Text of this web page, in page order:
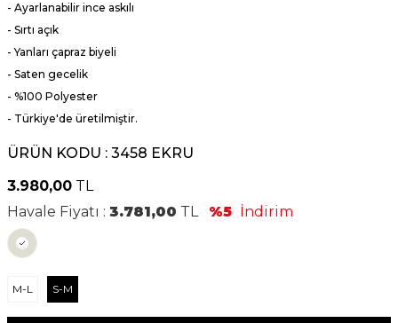
- Ayarlanabilir ince askılı
- Sırtı açık
- Yanları çapraz biyeli
- Saten gecelik
- %100 Polyester
- Türkiye'de üretilmiştir.
ÜRÜN KODU : 3458 EKRU
3.980,00 TL
Havale Fiyatı : 3.781,00 TL %5 İndirim
M-L S-M